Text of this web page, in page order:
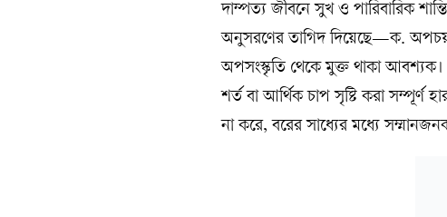
দাম্পত্য জীবনে সুখ ও পারিবারিক
অনুসরণের তাগিদ দিয়েছে—ক.
অপসংস্কৃতি থেকে মুক্ত থাকা
শর্ত বা আর্থিক চাপ সৃষ্টি করা সম্পূর্ণ
না করে, বরের সাধ্যের মধ্যে